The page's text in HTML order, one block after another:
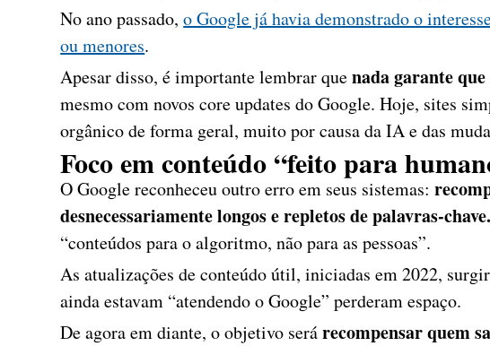
No ano passado,o Google já havia demonstrado o
ou menores.
Apesar disso, é importante lembrar quenada garante
mesmo com novos core updates do Google. Hoje, sites
orgânico de forma geral, muito por causa da IA e das
Foco em conteúdo “feito para
O Google reconheceu outro erro em seus sistemas:
desnecessariamente longos e repletos de palavras-
“conteúdos para o algoritmo, não para as pessoas”.
As atualizações de conteúdo útil, iniciadas em 2022,
ainda estavam “atendendo o Google” perderam espaço.
De agora em diante, o objetivo serárecompensar quem